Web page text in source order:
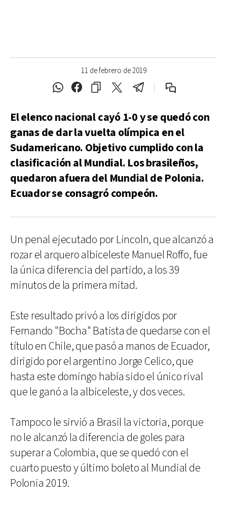
11 de febrero de 2019
El elenco nacional cayó 1-0 y se quedó con
ganas de dar la vuelta olímpica en el
Sudamericano. Objetivo cumplido con la
clasificación al Mundial. Los brasileños,
quedaron afuera del Mundial de Polonia.
Ecuador se consagró compeón.
Un penal ejecutado por Lincoln, que alcanzó a
rozar el arquero albiceleste Manuel Roffo, fue
la única diferencia del partido, a los 39
minutos de la primera mitad.
Este resultado privó a los dirigidos por
Fernando "Bocha" Batista de quedarse con el
título en Chile, que pasó a manos de Ecuador,
dirigido por el argentino Jorge Celico, que
hasta este domingo había sido el único rival
que le ganó a la albiceleste, y dos veces.
Tampoco le sirvió a Brasil la victoria, porque
no le alcanzó la diferencia de goles para
superar a Colombia, que se quedó con el
cuarto puesto y último boleto al Mundial de
Polonia 2019.